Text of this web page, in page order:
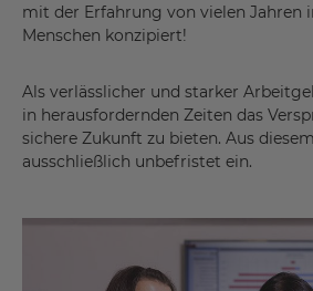
mit der Erfahrung von vielen Jahren
Menschen konzipiert!
Als verlässlicher und starker
in herausfordernden Zeiten das
sichere Zukunft zu bieten. Aus
ausschließlich unbefristet ein.